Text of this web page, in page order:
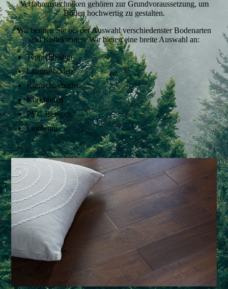
Verfahrenstechniken gehören zur Grundvoraussetzung, um
Böden hochwertig zu gestalten.
Wir beraten Sie bei der Auswahl verschiedenster Bodenarten
und Kollektionen. Wir bieten eine breite Auswahl an:
Teppichböden
Laminatböden
Kautschukböden
Korkböden
PVC Belägen
Linoleum